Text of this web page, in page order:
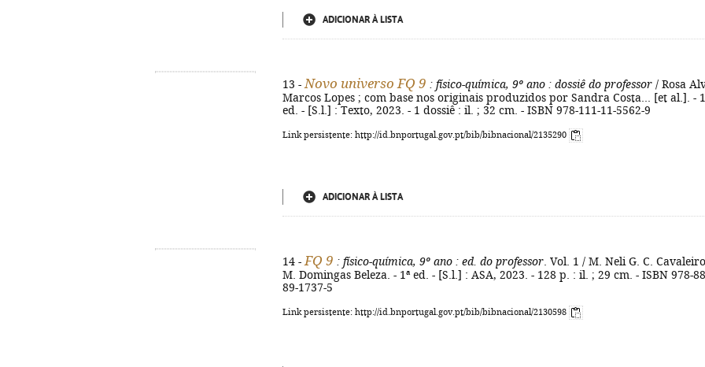
ADICIONAR À LISTA
13 - Novo universo FQ 9 : físico-química, 9º ano : dossiê do professor / Rosa
Marcos Lopes ; com base nos originais produzidos por Sandra Costa... [et al.]. -
ed. - [S.l.] : Texto, 2023. - 1 dossiê : il. ; 32 cm. - ISBN 978-111-11-5562-9
Link persistente: http://id.bnportugal.gov.pt/bib/bibnacional/2135290
ADICIONAR À LISTA
14 - FQ 9 : físico-química, 9º ano : ed. do professor . Vol. 1 / M. Neli G. C.
M. Domingas Beleza. - 1ª ed. - [S.l.] : ASA, 2023. - 128 p. : il. ; 29 cm. - ISBN 978-
89-1737-5
Link persistente: http://id.bnportugal.gov.pt/bib/bibnacional/2130598